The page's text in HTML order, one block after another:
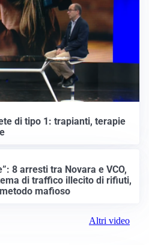
di tipo 1: trapianti, terapie
8 arresti tra Novara e VCO,
di traffico illecito di rifiuti,
mafioso
Altri video